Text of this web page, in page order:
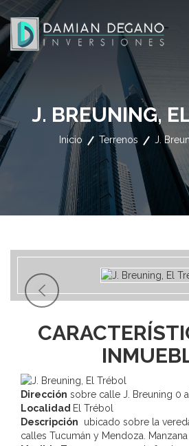
J. BREUNING,
Inicio Terrenos J.
Dirección sobre calle J. Breuning 0
Localidad El Trébol
Descripción ubicado sobre la
calles Tucumán y Mendoza.